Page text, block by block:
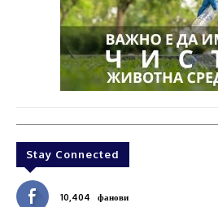
Stay Connected
10,404 фанови